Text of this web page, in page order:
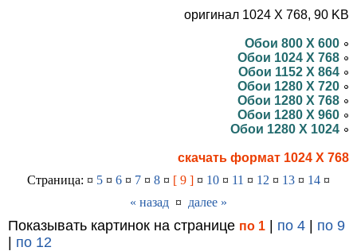
оригинал 1024 X 768, 90 KB
Обои 800 X 600
Обои 1024 X 768
Обои 1152 X 864
Обои 1280 X 720
Обои 1280 X 768
Обои 1280 X 960
Обои 1280 X 1024
скачать формат 1024 X 768
Страница: ¤ 5 ¤ 6 ¤ 7 ¤ 8 ¤ [ 9 ] ¤ 10 ¤ 11 ¤ 12 ¤ 13 ¤ 14 ¤
« назад ¤ далее »
Показывать картинок на странице по 1 | по 4 | по 9
| по 12